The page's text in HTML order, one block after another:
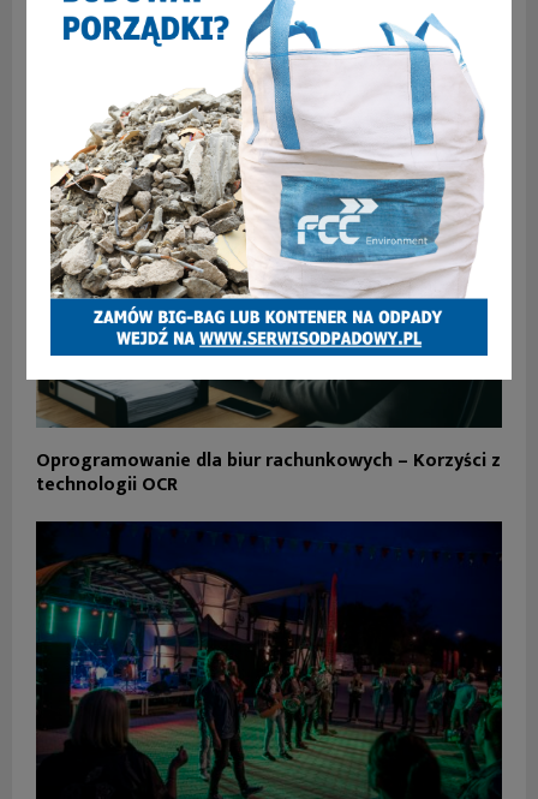
PODOBNE ARTYKUŁY
Oprogramowanie dla biur rachunkowych – Korzyści z
technologii OCR